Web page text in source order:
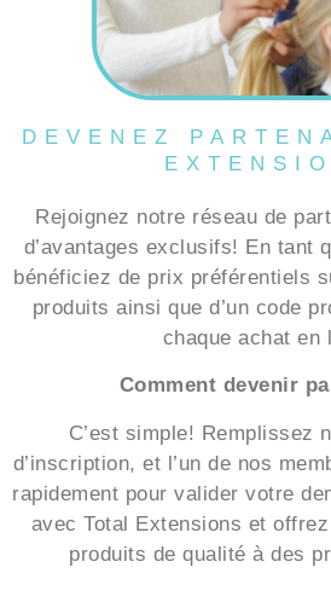
DEVENEZ
Rejoignez notre réseau de
d’avantages exclusifs! En tant
bénéficiez de prix préférentiels
produits ainsi que d’un code
chaque achat en
Comment devenir
C’est simple! Remplissez
d’inscription, et l’un de nos
rapidement pour valider votre
avec Total Extensions et
produits de qualité à des